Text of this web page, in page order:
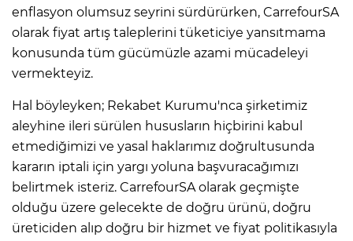
enflasyon olumsuz seyrini sürdürürken, CarrefourSA
olarak fiyat artış taleplerini tüketiciye yansıtmama
konusunda tüm gücümüzle azami mücadeleyi
vermekteyiz.
Hal böyleyken; Rekabet Kurumu'nca şirketimiz
aleyhine ileri sürülen hususların hiçbirini kabul
etmediğimizi ve yasal haklarımız doğrultusunda
kararın iptali için yargı yoluna başvuracağımızı
belirtmek isteriz. CarrefourSA olarak geçmişte
olduğu üzere gelecekte de doğru ürünü, doğru
üreticiden alıp doğru bir hizmet ve fiyat politikasıyla